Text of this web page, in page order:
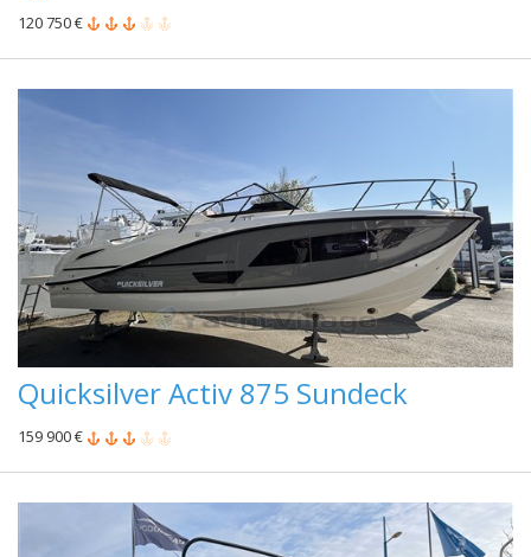
120 750 €
Quicksilver Activ 875 Sundeck
159 900 €